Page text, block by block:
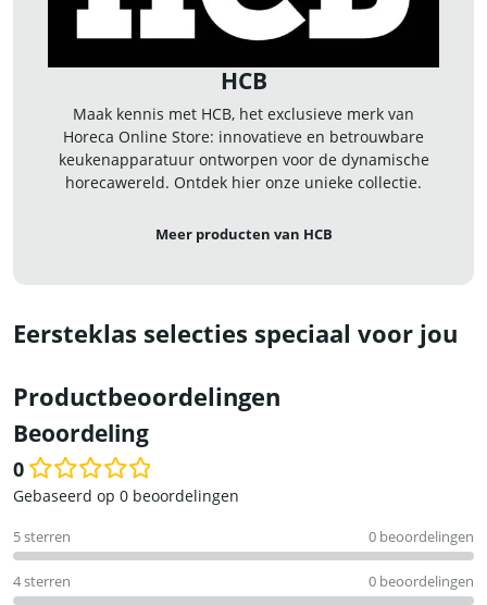
HCB
Maak kennis met HCB, het exclusieve merk van
Horeca Online Store: innovatieve en betrouwbare
keukenapparatuur ontworpen voor de dynamische
horecawereld. Ontdek hier onze unieke collectie.
Meer producten van HCB
Eersteklas selecties speciaal voor jou
Productbeoordelingen
Beoordeling
0
Waardering
uit
5
Gebaseerd op 0 beoordelingen
5 sterren 0 beoordelingen
4 sterren 0 beoordelingen